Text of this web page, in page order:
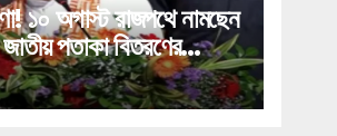
১০ অগাস্ট রাজপথে নামছেন
পতাকা বিতরণের